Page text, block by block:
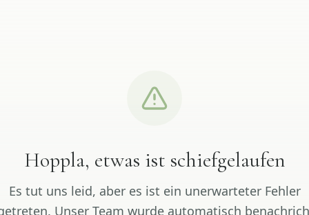
Hoppla, etwas ist schiefgelaufen
Es tut uns leid, aber es ist ein unerwarteter Fehler
Unser Team wurde automatisch